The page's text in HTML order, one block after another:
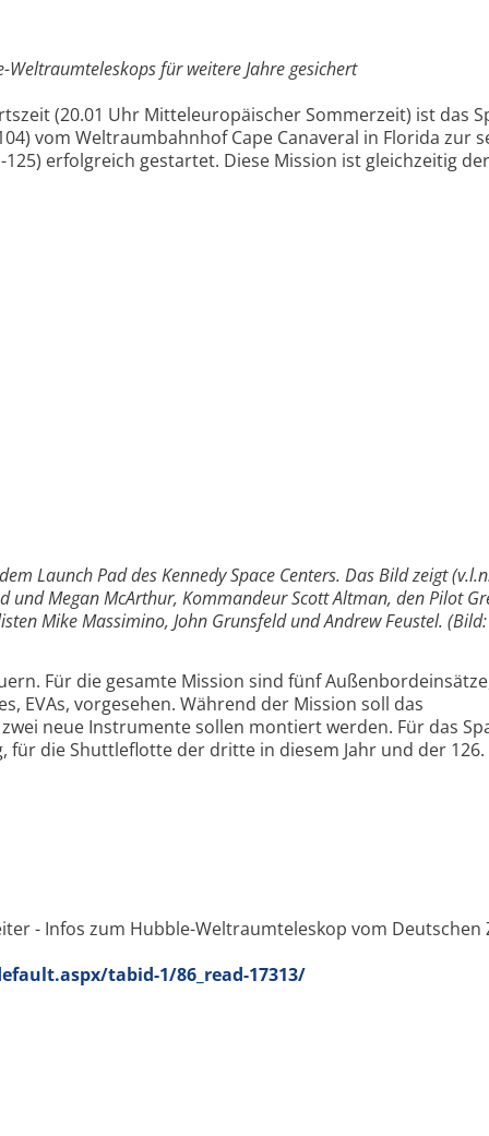
für weitere Jahre gesichert
(20.01 Uhr Mitteleuropäischer Sommerzeit) ist das
vom Weltraumbahnhof Cape Canaveral in Florida zur
125) erfolgreich gestartet. Diese Mission ist gleichzeitig
Launch Pad des Kennedy Space Centers. Das Bild zeigt
und Megan McArthur, Kommandeur Scott Altman, den Pilot
Mike Massimino, John Grunsfeld und Andrew Feustel. (Bild:
Für die gesamte Mission sind fünf
EVAs, vorgesehen. Während der Mission soll das
neue Instrumente sollen montiert werden. Für das
für die Shuttleflotte der dritte in diesem Jahr und der 126.
- Infos zum Hubble-Weltraumteleskop vom Deutschen
tabid-1/86_read-17313/